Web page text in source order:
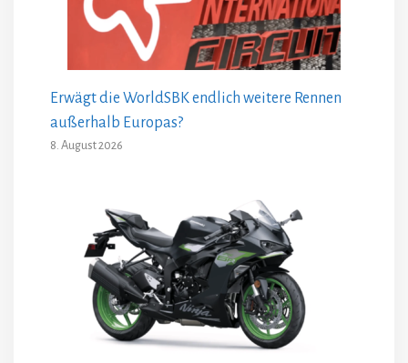
Erwägt die WorldSBK endlich weitere Rennen
außerhalb Europas?
8. August 2026